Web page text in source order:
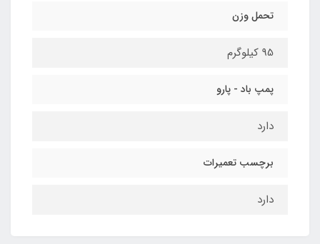
تحمل وزن
95 کیلوگرم
پمپ باد - پارو
دارد
برچسب تعمیرات
دارد